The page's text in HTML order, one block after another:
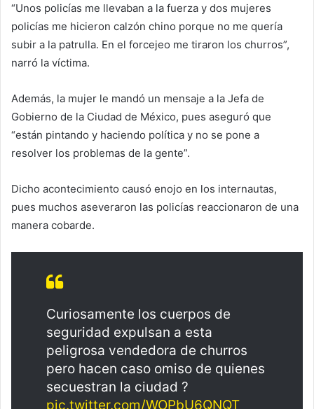
“Unos policías me llevaban a la fuerza y dos mujeres
policías me hicieron calzón chino porque no me quería
subir a la patrulla. En el forcejeo me tiraron los churros”,
narró la víctima.
Además, la mujer le mandó un mensaje a la Jefa de
Gobierno de la Ciudad de México, pues aseguró que
“están pintando y haciendo política y no se pone a
resolver los problemas de la gente”.
Dicho acontecimiento causó enojo en los internautas,
pues muchos aseveraron las policías reaccionaron de una
manera cobarde.
Curiosamente los cuerpos de
seguridad expulsan a esta
peligrosa vendedora de churros
pero hacen caso omiso de quienes
secuestran la ciudad ?
pic.twitter.com/WOPbU6QNQT